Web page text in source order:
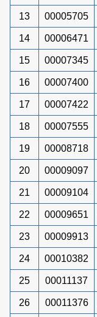
13 00005705
14 00006471
15 00007345
16 00007400
17 00007422
18 00007555
19 00008718
20 00009097
21 00009104
22 00009651
23 00009913
24 00010382
25 00011137
26 00011376